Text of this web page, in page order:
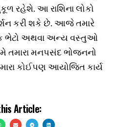
રહેશે. આ રાશિના લોકો
કરી શકે છે. આજે તમારે
ભેટો અથવા અન્ય વસ્તુઓ
તમારા મનપસંદ ભોજનનો
કોઈપણ આયોજિત કાર્ય
Article: